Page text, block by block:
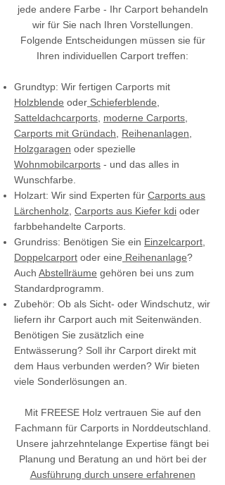
jede andere Farbe - Ihr Carport behandeln
wir für Sie nach Ihren Vorstellungen.
Folgende Entscheidungen müssen sie für
Ihren individuellen Carport treffen:
Grundtyp: Wir fertigen Carports mit
Holzblende oder Schieferblende
Satteldachcarports moderne Carports
Carports mit Gründach
Reihenanlagen
Holzgaragen oder spezielle
Wohnmobilcarports - und das alles in
Wunschfarbe.
Holzart: Wir sind Experten für Carports aus
Lärchenholz Carports aus Kiefer kdi oder
farbbehandelte Carports.
Grundriss: Benötigen Sie ein Einzelcarport
Doppelcarport oder eine Reihenanlage?
Auch Abstellräume gehören bei uns zum
Standardprogramm.
Zubehör: Ob als Sicht- oder Windschutz, wir
liefern ihr Carport auch mit Seitenwänden.
Benötigen Sie zusätzlich eine
Entwässerung? Soll ihr Carport direkt mit
dem Haus verbunden werden? Wir bieten
viele Sonderlösungen an.
Mit FREESE Holz vertrauen Sie auf den
Fachmann für Carports in Norddeutschland.
Unsere jahrzehntelange Expertise fängt bei
Planung und Beratung an und hört bei der
Ausführung durch unsere erfahrenen